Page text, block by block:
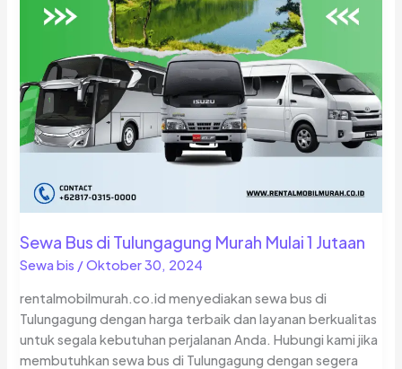
Sewa Bus di Tulungagung Murah Mulai 1 Jutaan
Sewa bis /Oktober 30, 2024
rentalmobilmurah.co.id menyediakan sewa bus di
Tulungagung dengan harga terbaik dan layanan berkualitas
untuk segala kebutuhan perjalanan Anda. Hubungi kami jika
membutuhkan sewa bus di Tulungagung dengan segera